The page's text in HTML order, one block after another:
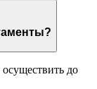
и выезд в апартаменты?
до